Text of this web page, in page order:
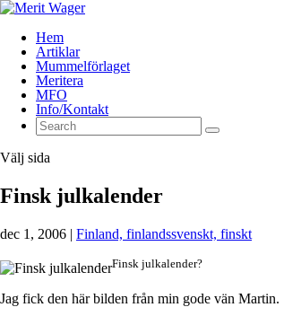
Hem
Artiklar
Mummelförlaget
Meritera
MFO
Info/Kontakt
Välj sida
Finsk julkalender
dec 1, 2006 | Finland, finlandssvenskt, finskt
Finsk julkalender?
Jag fick den här bilden från min gode vän Martin.